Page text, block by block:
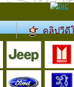
คลิปวีดี